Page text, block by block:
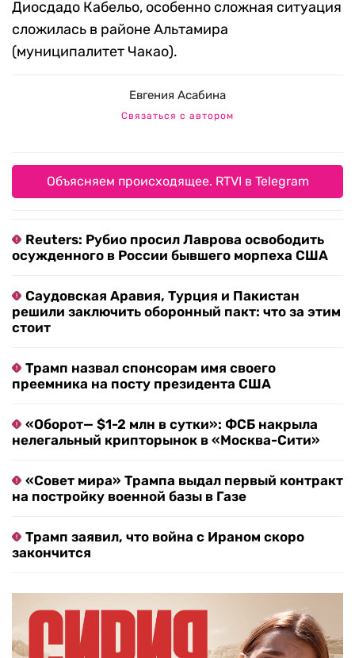
Диосдадо Кабельо, особенно сложная ситуация
сложилась в районе Альтамира
(муниципалитет Чакао).
Евгения Асабина
Связаться с автором
Объясняем происходящее. RTVI в Telegram
Reuters: Рубио просил Лаврова освободить
осужденного в России бывшего морпеха США
Саудовская Аравия, Турция и Пакистан
решили заключить оборонный пакт: что за этим
стоит
Трамп назвал спонсорам имя своего
преемника на посту президента США
«Оборот— $1-2 млн в сутки»: ФСБ накрыла
нелегальный крипторынок в «Москва-Сити»
«Совет мира» Трампа выдал первый контракт
на постройку военной базы в Газе
Трамп заявил, что война с Ираном скоро
закончится